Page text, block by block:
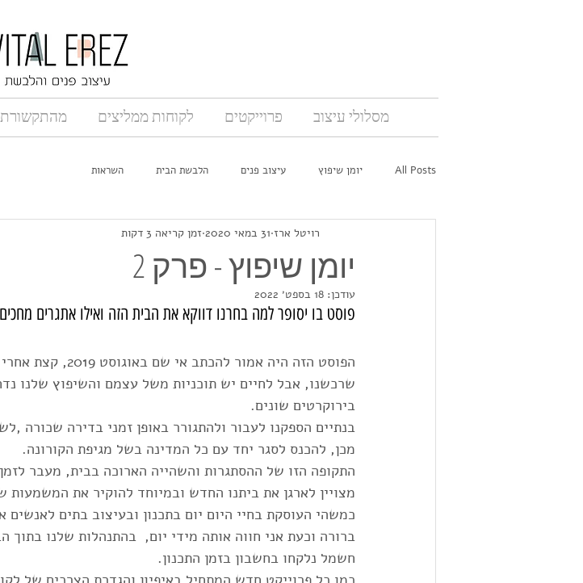
מהתקשורת לקוחות ממליצים פרוייקטים מסלולי עיצוב
All Posts יומן שיפוץ עיצוב פנים הלבשת הבית השראות
יומן שיפוץ - פרק 2
רויטל ארז 31 במאי 2020 זמן קריאה 3 דקות
עודכן: 18 בספט׳ 2022
פוסט בו יסופר למה בחרנו דווקא את הבית הזה ואילו אתגרים
הפוסט הזה היה אמור להכתב אי שם באוגוסט 2019, קצת אחרי
שרכשנו, אבל לחיים יש תוכניות משל עצמם והשיפוץ שלנו
בירוקרטים שונים.
בנתיים הספקנו לעבור ולהתגורר באופן זמני בדירה שכורה
מכן, להכנס לסגר יחד עם כל המדינה בשל מגיפת הקורונה.
התקופה הזו של ההסתגרות והשהייה הארוכה בבית, מעבר
מצויין לארגן את ביתנו החדש ובמיוחד להוקיר את
כמשהי העוסקת בחיי היום יום בתכנון ובעיצוב בתים
ברורה וכעת אני חווה אותה מידי יום,  בהתנהלות שלנו
חשמל נלקחו בחשבון בזמן התכנון.